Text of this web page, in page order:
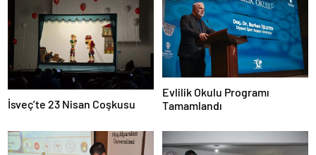
İsveç’te 23 Nisan Coşkusu
Evlilik Okulu Programı
Tamamlandı